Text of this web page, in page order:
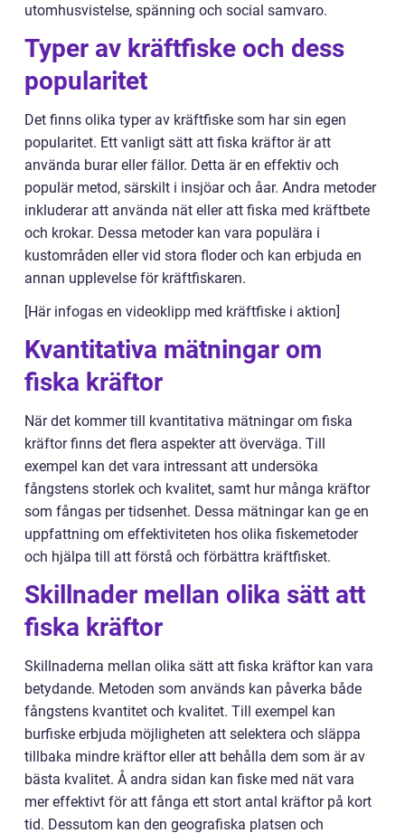
utomhusvistelse, spänning och social samvaro.
Typer av kräftfiske och dess
popularitet
Det finns olika typer av kräftfiske som har sin egen
popularitet. Ett vanligt sätt att fiska kräftor är att
använda burar eller fällor. Detta är en effektiv och
populär metod, särskilt i insjöar och åar. Andra metoder
inkluderar att använda nät eller att fiska med kräftbete
och krokar. Dessa metoder kan vara populära i
kustområden eller vid stora floder och kan erbjuda en
annan upplevelse för kräftfiskaren.
[Här infogas en videoklipp med kräftfiske i aktion]
Kvantitativa mätningar om
fiska kräftor
När det kommer till kvantitativa mätningar om fiska
kräftor finns det flera aspekter att överväga. Till
exempel kan det vara intressant att undersöka
fångstens storlek och kvalitet, samt hur många kräftor
som fångas per tidsenhet. Dessa mätningar kan ge en
uppfattning om effektiviteten hos olika fiskemetoder
och hjälpa till att förstå och förbättra kräftfisket.
Skillnader mellan olika sätt att
fiska kräftor
Skillnaderna mellan olika sätt att fiska kräftor kan vara
betydande. Metoden som används kan påverka både
fångstens kvantitet och kvalitet. Till exempel kan
burfiske erbjuda möjligheten att selektera och släppa
tillbaka mindre kräftor eller att behålla dem som är av
bästa kvalitet. Å andra sidan kan fiske med nät vara
mer effektivt för att fånga ett stort antal kräftor på kort
tid. Dessutom kan den geografiska platsen och